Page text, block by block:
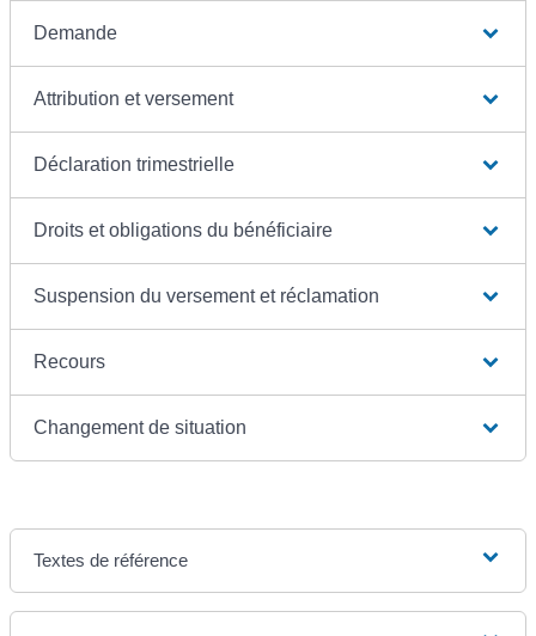
Demande
Attribution et versement
Déclaration trimestrielle
Droits et obligations du bénéficiaire
Suspension du versement et réclamation
Recours
Changement de situation
Textes de référence